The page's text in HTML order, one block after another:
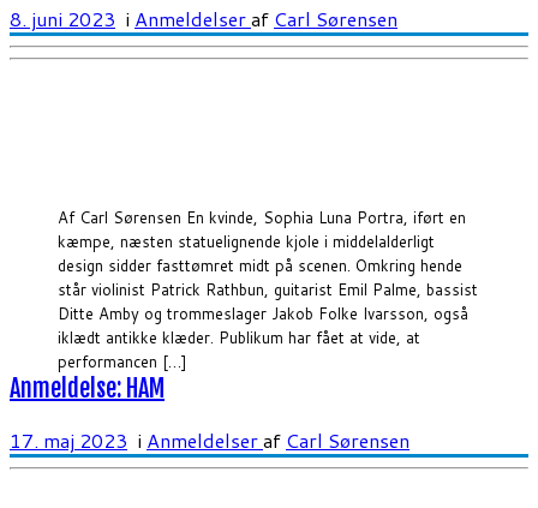
Af Carl Sørensen En kvinde, Sophia Luna Portra, iført en
kæmpe, næsten statuelignende kjole i middelalderligt
design sidder fasttømret midt på scenen. Omkring hende
står violinist Patrick Rathbun, guitarist Emil Palme, bassist
Ditte Amby og trommeslager Jakob Folke Ivarsson, også
iklædt antikke klæder. Publikum har fået at vide, at
performancen […]
8. juni 2023 i Anmeldelseraf Carl Sørensen
Anmeldelse: HAM
17. maj 2023 i Anmeldelseraf Carl Sørensen